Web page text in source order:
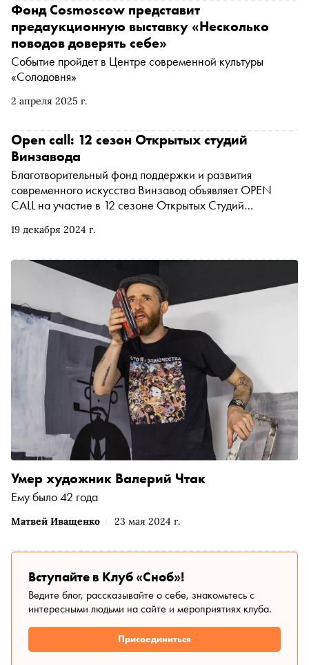
2 апреля 2025 г.
Фонд Cosmoscow представит
предаукционную выставку «Несколько
поводов доверять себе»
Событие пройдет в Центре современной культуры
«Солодовня»
19 декабря 2024 г.
Open call: 12 сезон Открытых студий
Винзавода
Благотворительный фонд поддержки и развития
современного искусства Винзавод объявляет OPEN
CALL на участие в 12 сезоне Открытых Студий
Матвей Иващенко 23 мая 2024 г.
Умер художник Валерий Чтак
Ему было 42 года
Вступайте в Клуб «Сноб»!
Ведите блог, рассказывайте о себе, знакомьтесь с
интересными людьми на сайте и мероприятиях клуба.
Присоединиться